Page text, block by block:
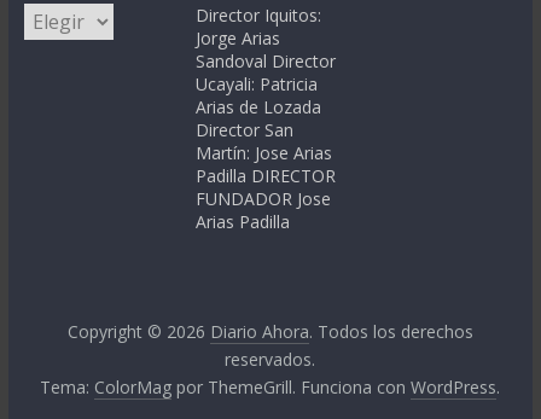
Categorías
Director Iquitos:
Jorge Arias
Sandoval Director
Ucayali: Patricia
Arias de Lozada
Director San
Martín: Jose Arias
Padilla DIRECTOR
FUNDADOR Jose
Arias Padilla
Copyright © 2026 Diario Ahora. Todos los derechos
reservados.
Tema: ColorMag por ThemeGrill. Funciona conWordPress.